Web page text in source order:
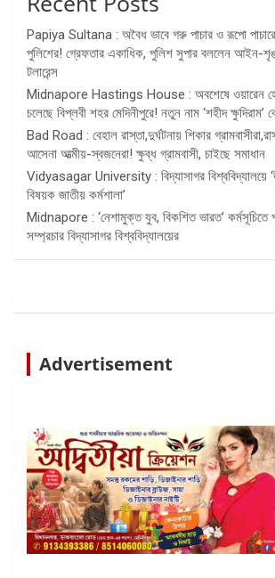
Papiya Sultana : অবৈধ ভাবে গরু পাচার ও রূপো
পুলিশের! গ্রেফতার একাধিক, পুলিশ সুপার বললেন আইন-
টলারেন্স
Midnapore Hastings House : অবশেষে ওয়ারেন
চলেছে বিপ্লবী শহর মেদিনীপুরে! নতুন নাম ‘শহীদ ক্ষুদিরাম’
Bad Road : বেহাল রাস্তা,দুর্ঘটনায় শিকার
আসেনা আত্মীয়-স্বজনেরা! ক্ষুব্ধ গ্রামবাসী, চাইছে সমাধান
Vidyasagar University : বিদ্যাসাগর বিশ্ববিদ্যালয়ে
বিষয়ক জাতীয় কর্মশালা’
Midnapore : ‘নেশামুক্ত যুব, বিকশিত ভারত’ কর্মসূচিতে
সম্প্রচার বিদ্যাসাগর বিশ্ববিদ্যালয়ের
Advertisement